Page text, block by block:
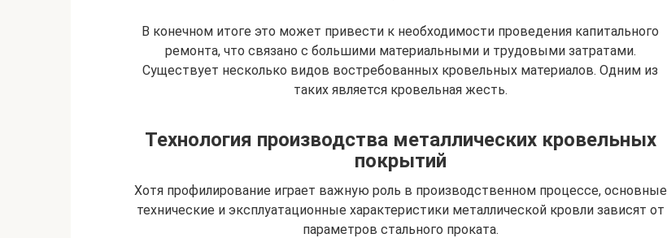
В конечном итоге это может привести к необходимости проведения капитального
ремонта, что связано с большими материальными и трудовыми затратами.
Существует несколько видов востребованных кровельных материалов. Одним из
таких является кровельная жесть.
Технология производства металлических кровельных
покрытий
Хотя профилирование играет важную роль в производственном процессе, основные
технические и эксплуатационные характеристики металлической кровли зависят от
параметров стального проката.